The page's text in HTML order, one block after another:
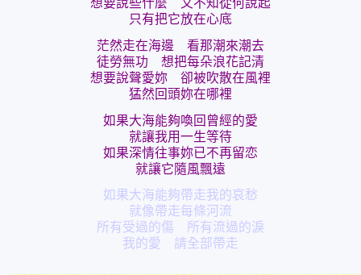
只有把它放在心底
茫然走在海邊　看那潮來潮去
徒勞無功　想把每朵浪花記清
想要說聲愛妳　卻被吹散在風裡
猛然回頭妳在哪裡
如果大海能夠喚回曾經的愛
就讓我用一生等待
如果深情往事妳已不再留恋
就讓它隨風飄遠
如果大海能夠帶走我的哀愁
就像帶走每條河流
所有受過的傷　所有流過的淚
我的愛　請全部帶走